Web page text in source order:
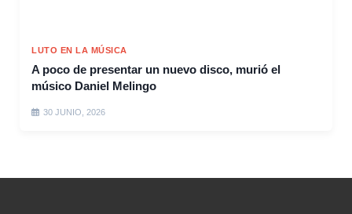
LUTO EN LA MÚSICA
A poco de presentar un nuevo disco, murió el
músico Daniel Melingo
30 JUNIO, 2026